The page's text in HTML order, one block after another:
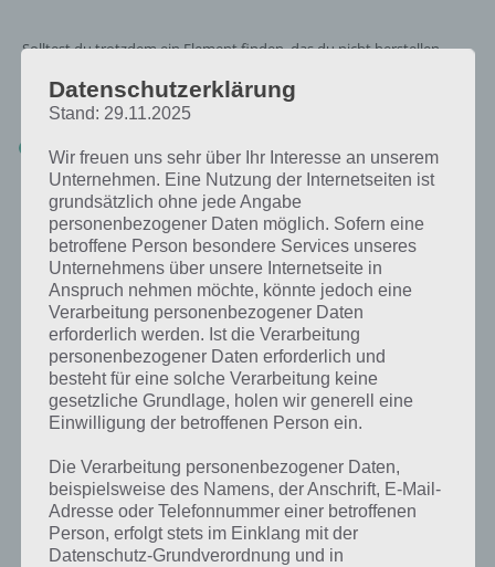
Solltest du trotzdem ein Element finden, das du nicht herstellen
nicht funktioniert, teile uns dies einfach mit:
Wenn du einen Fehler entdeckt hast oder ein fehlendes Element,
melde dich einfach im Little Alchemy Artikel!
Datenschutzerklärung
Stand: 29.11.2025
Wir freuen uns sehr über Ihr Interesse an unserem
Unternehmen. Eine Nutzung der Internetseiten ist
grundsätzlich ohne jede Angabe
personenbezogener Daten möglich. Sofern eine
betroffene Person besondere Services unseres
Unternehmens über unsere Internetseite in
Anspruch nehmen möchte, könnte jedoch eine
Verarbeitung personenbezogener Daten
erforderlich werden. Ist die Verarbeitung
personenbezogener Daten erforderlich und
besteht für eine solche Verarbeitung keine
gesetzliche Grundlage, holen wir generell eine
Einwilligung der betroffenen Person ein.
Die Verarbeitung personenbezogener Daten,
beispielsweise des Namens, der Anschrift, E-Mail-
Adresse oder Telefonnummer einer betroffenen
Person, erfolgt stets im Einklang mit der
Datenschutz-Grundverordnung und in